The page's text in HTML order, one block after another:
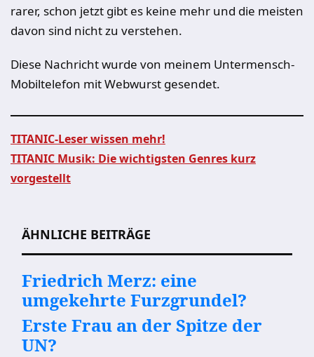
rarer, schon jetzt gibt es keine mehr und die meisten
davon sind nicht zu verstehen.
Diese Nachricht wurde von meinem Untermensch-
Mobiltelefon mit Webwurst gesendet.
Beitragsnavigation
TITANIC-Leser wissen mehr!
TITANIC Musik: Die wichtigsten Genres kurz
vorgestellt
ÄHNLICHE BEITRÄGE
Friedrich Merz: eine
umgekehrte Furzgrundel?
Erste Frau an der Spitze der
UN?